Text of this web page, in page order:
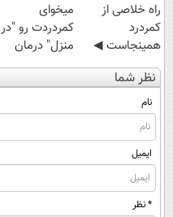
‌راه خلاصی از
کمردرد
همینجاست ◀
فقط کافیه فرم
رو پر کنی!
میخوای
کمردردت رو "در
منزل" درمان
کنی؟ (◂فیلم +
◂پرسش‌نامه)
نظر شما
نام
ایمیل
* نظر